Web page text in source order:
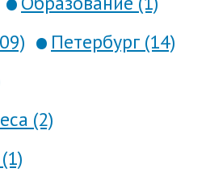
Петербург (14)
(2)